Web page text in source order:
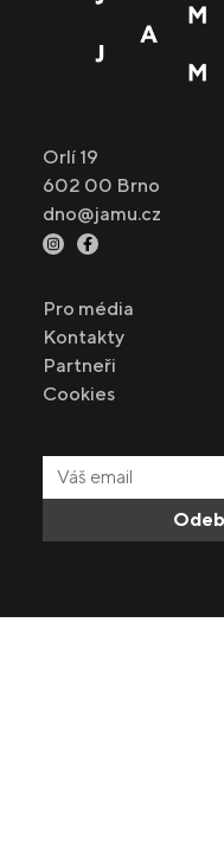
Orlí 19
602 00 Brno
dno@jamu.cz
Pro média
Kontakty
Partneři
Cookies